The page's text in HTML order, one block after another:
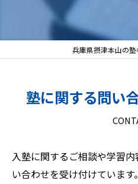
兵庫県摂津本山の
塾に関する問い
入塾に関するご相談や学習
い合わせを受け付けていま